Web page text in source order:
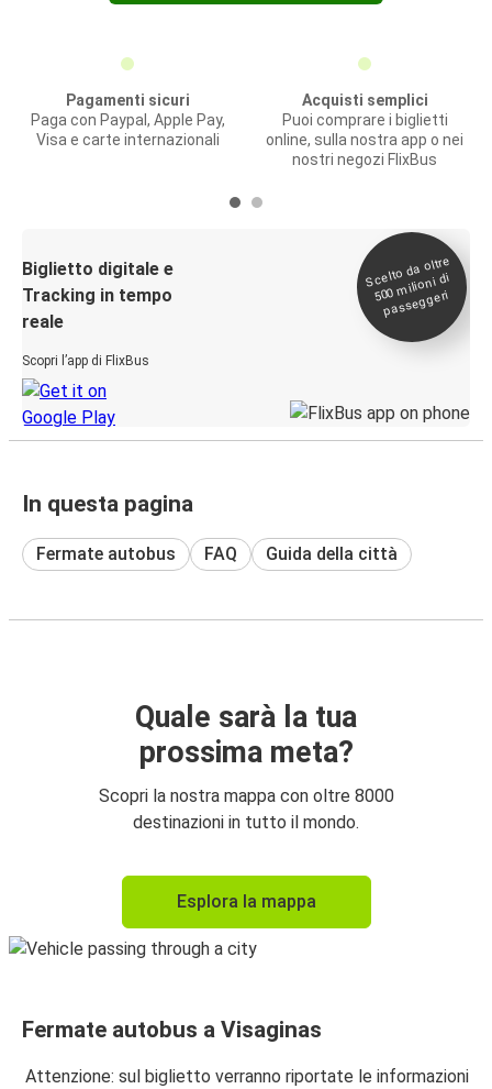
Pagamenti sicuri
Paga con Paypal, Apple Pay,
Visa e carte internazionali
Acquisti semplici
Puoi comprare i biglietti
online, sulla nostra app o nei
nostri negozi FlixBus
Biglietto digitale e
Tracking in tempo
reale
Scopri l’app di FlixBus
Scelto da oltre
500
milioni di
passeggeri
In questa pagina
Fermate autobus FAQ Guida della città
Quale sarà la tua
prossima meta?
Scopri la nostra mappa con oltre 8000
destinazioni in tutto il mondo.
Esplora la mappa
Fermate autobus a Visaginas
Attenzione: sul biglietto verranno riportate le informazioni